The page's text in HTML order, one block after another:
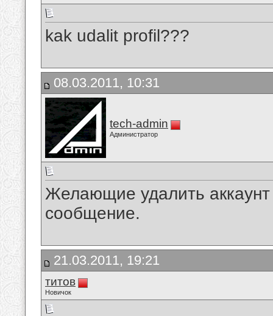
kak udalit profil???
08.03.2011, 10:31
tech-admin
Администратор
Желающие удалить
сообщение.
21.03.2011, 19:21
титов
Новичок